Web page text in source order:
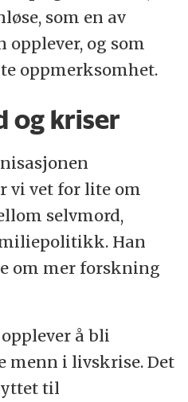
som en av
og som
oppmerksomhet.
og kriser
vi vet for lite om
selvmord,
Han
om mer forskning
å bli
menn i livskrise. Det
til